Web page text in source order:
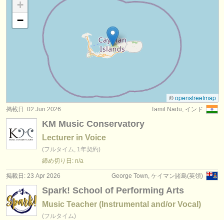
degree courses
講習会
コンクール
楽器の販売
盗まれた楽器
ディレクトリー:
オーケストラ
音楽学校
ユース オーケストラ
musicalchairs:
musicalchairsについて
求人情報 (演奏関係の職): アルト (4)
講習会: 声楽
degree courses: 声楽 (11)
コンクール: 声楽
+
−
©openstreetmap
Tamil Nadu, インド
掲載日: 02 Jun 2026
KM Music Conservatory
Lecturer in Voice
(フルタイム, 1年契約)
締め切り日: n/a
George Town, ケイマン諸島(英領)
掲載日: 23 Apr 2026
Spark! School of Performing Arts
Music Teacher (Instrumental and/or Vocal)
(フルタイム)